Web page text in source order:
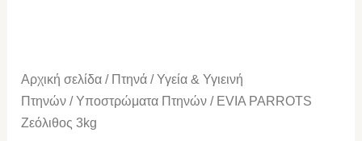
Αρχική σελίδα / Πτηνά / Υγεία & Υγιεινή
Πτηνών / Υποστρώματα Πτηνών / EVIA PARROTS
Ζεόλιθος 3kg